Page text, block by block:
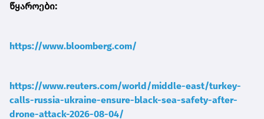
წყაროები:
https://www.bloomberg.com/
https://www.reuters.com/world/middle-east/turkey-
calls-russia-ukraine-ensure-black-sea-safety-after-
drone-attack-2026-08-04/